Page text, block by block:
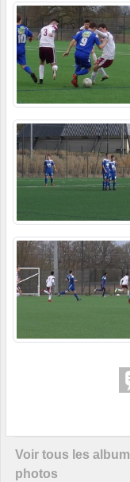
Voir tous les
photos